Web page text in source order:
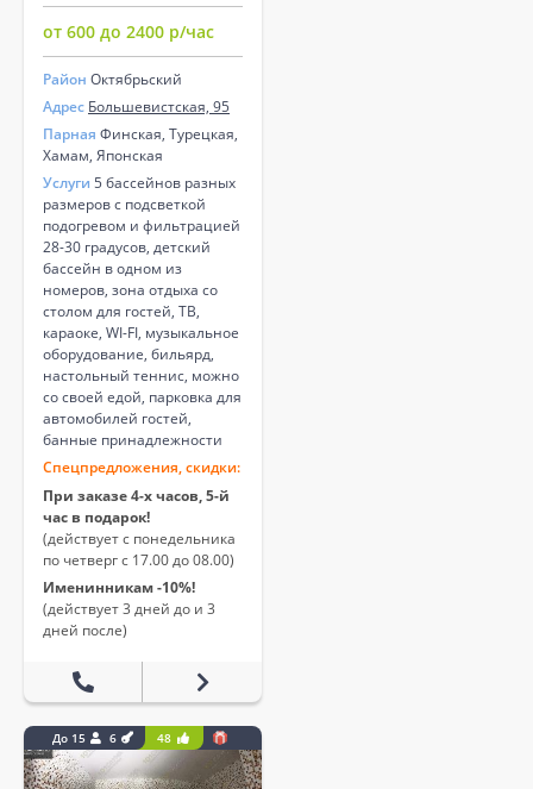
от 600 до 2400 р/час
Район Октябрьский
Адрес Большевистская, 95
Парная Финская, Турецкая,
Хамам, Японская
Услуги 5 бассейнов разных
размеров с подсветкой
подогревом и фильтрацией
28-30 градусов, детский
бассейн в одном из
номеров, зона отдыха со
столом для гостей, ТВ,
караоке, WI-FI, музыкальное
оборудование, бильярд,
настольный теннис, можно
со своей едой, парковка для
автомобилей гостей,
банные принадлежности
Спецпредложения, скидки:
При заказе 4-х часов, 5-й
час в подарок!
(действует с понедельника
по четверг с 17.00 до 08.00)
Именинникам -10%!
(действует 3 дней до и 3
дней после)
До 15 6 48